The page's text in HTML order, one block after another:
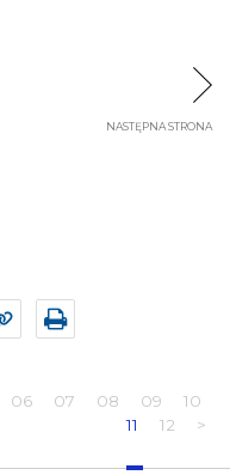
NASTĘPNA STRONA
06 07 08 09
10
11
12 >